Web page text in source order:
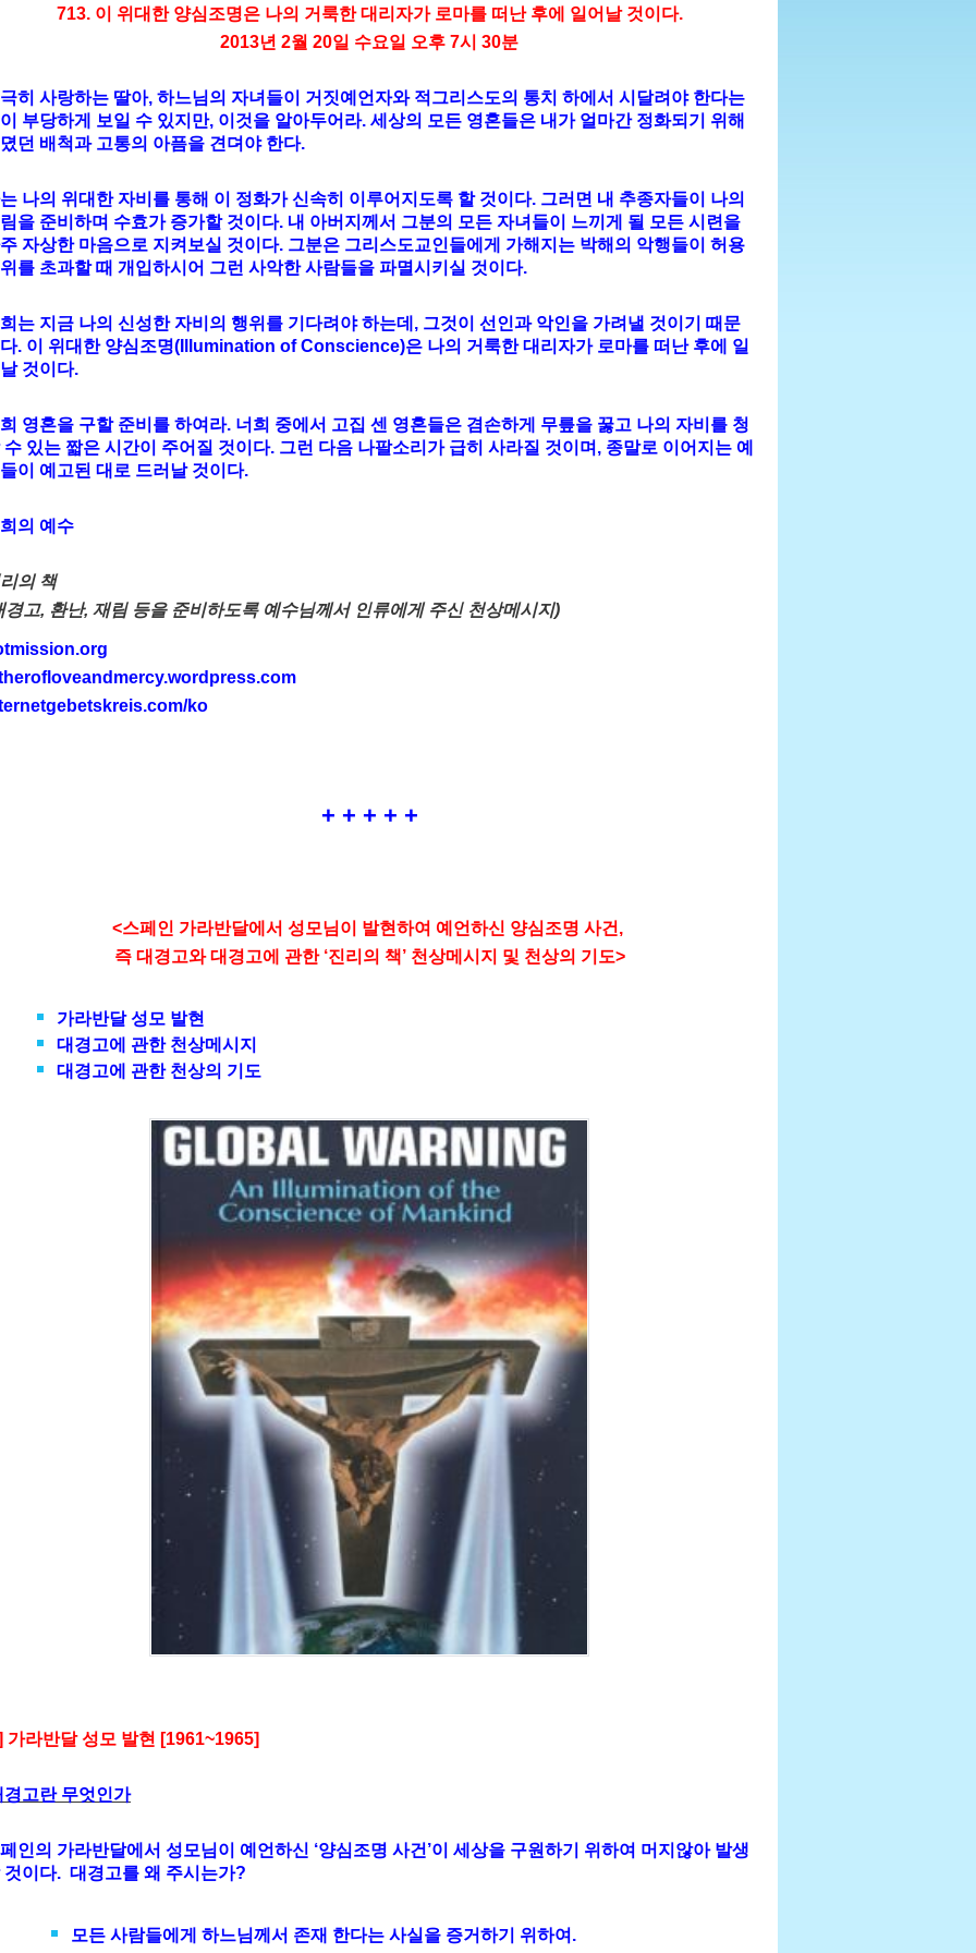
713. 이 위대한 양심조명은 나의 거룩한 대리자가 로마를 떠난 후에 일어날 것이다.
2013년 2월 20일 수요일 오후 7시 30분
히 사랑하는 딸아, 하느님의 자녀들이 거짓예언자와 적그리스도의 통치 하에서 시달려야 한다는
부당하게 보일 수 있지만, 이것을 알아두어라. 세상의 모든 영혼들은 내가 얼마간 정화되기 위해
던 배척과 고통의 아픔을 견뎌야 한다.
나의 위대한 자비를 통해 이 정화가 신속히 이루어지도록 할 것이다. 그러면 내 추종자들이 나의
을 준비하며 수효가 증가할 것이다. 내 아버지께서 그분의 모든 자녀들이 느끼게 될 모든 시련을
자상한 마음으로 지켜보실 것이다. 그분은 그리스도교인들에게 가해지는 박해의 악행들이 허용
를 초과할 때 개입하시어 그런 사악한 사람들을 파멸시키실 것이다.
는 지금 나의 신성한 자비의 행위를 기다려야 하는데, 그것이 선인과 악인을 가려낼 것이기 때문
. 이 위대한 양심조명(Illumination of Conscience)은 나의 거룩한 대리자가 로마를 떠난 후에 일
것이다.
영혼을 구할 준비를 하여라. 너희 중에서 고집 센 영혼들은 겸손하게 무릎을 꿇고 나의 자비를 청
수 있는 짧은 시간이 주어질 것이다. 그런 다음 나팔소리가 급히 사라질 것이며, 종말로 이어지는 예
이 예고된 대로 드러날 것이다.
의 예수
의 책
경고, 환난, 재림 등을 준비하도록 예수님께서 인류에게 주신 천상메시지)
ko
+ + + + +
<스페인 가라반달에서 성모님이 발현하여 예언하신 양심조명 사건,
즉 대경고와 대경고에 관한 ‘진리의 책’ 천상메시지 및 천상의 기도>
가라반달 성모 발현
대경고에 관한 천상메시지
대경고에 관한 천상의 기도
가라반달 성모 발현 [1961~1965]
경고란 무엇인가
인의 가라반달에서 성모님이 예언하신 ‘양심조명 사건’이 세상을 구원하기 위하여 머지않아 발생
것이다. 대경고를 왜 주시는가?
모든 사람들에게 하느님께서 존재 한다는 사실을 증거하기 위하여.